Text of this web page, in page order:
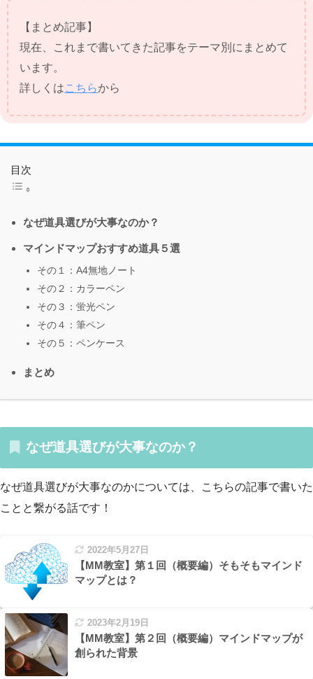
【まとめ記事】
現在、これまで書いてきた記事をテーマ別にまとめて
います。
詳しくはこちらから
目次
なぜ道具選びが大事なのか？
マインドマップおすすめ道具５選
その１：A4無地ノート
その２：カラーペン
その３：蛍光ペン
その４：筆ペン
その５：ペンケース
まとめ
なぜ道具選びが大事なのか？
なぜ道具選びが大事なのかについては、こちらの記事で書いた
ことと繋がる話です！
2022年5月27日
【MM教室】第１回（概要編）そもそもマインド
マップとは？
2023年2月19日
【MM教室】第２回（概要編）マインドマップが
創られた背景